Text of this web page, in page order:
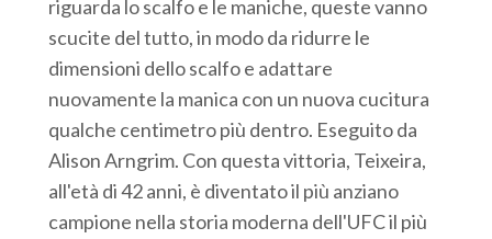
riguarda lo scalfo e le maniche, queste vanno
scucite del tutto, in modo da ridurre le
dimensioni dello scalfo e adattare
nuovamente la manica con un nuova cucitura
qualche centimetro più dentro. Eseguito da
Alison Arngrim. Con questa vittoria, Teixeira,
all'età di 42 anni, è diventato il più anziano
campione nella storia moderna dell'UFC il più